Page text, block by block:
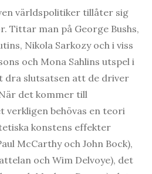
världspolitiker tillåter sig
Tittar man på George Bushs,
Nikola Sarkozy och i viss
och Mona Sahlins utspel i
dra slutsatsen att de driver
det kommer till
verkligen behövas en teori
konstens effekter
McCarthy och John Bock),
och Wim Delvoye), det